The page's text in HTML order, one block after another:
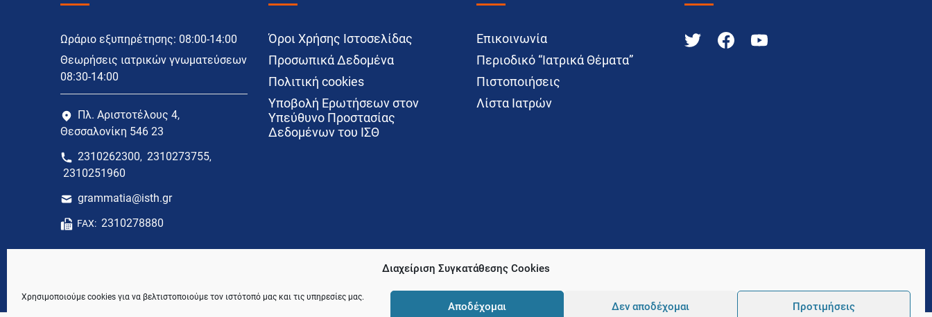
Διαχείριση Συγκατάθεσης Cookies
Χρησιμοποιούμε cookies για να βελτιστοποιούμε τον ιστότοπό μας και τις υπηρεσίες μας.
Αποδέχομαι Δεν αποδέχομαι Προτιμήσεις
Ωράριο εξυπηρέτησης: 08:00-14:00
Θεωρήσεις ιατρικών γνωματεύσεων
08:30-14:00
Πλ. Αριστοτέλους 4,
Θεσσαλονίκη 546 23
2310262300, 2310273755,
2310251960
grammatia@isth.gr
FAX: 2310278880
Όροι Χρήσης Ιστοσελίδας
Προσωπικά Δεδομένα
Πολιτική cookies
Υποβολή Ερωτήσεων στον
Υπεύθυνο Προστασίας
Δεδομένων του ΙΣΘ
Επικοινωνία
Περιοδικό “Ιατρικά Θέματα”
Πιστοποιήσεις
Λίστα Ιατρών